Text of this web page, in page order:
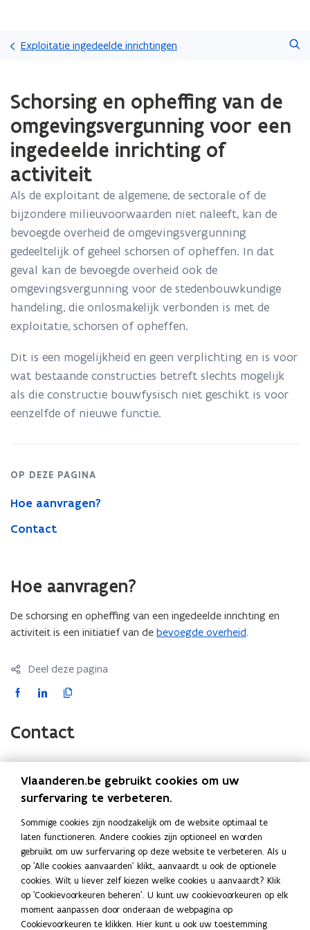
en
naar
gaan
Exploitatie ingedeelde inrichtingen
met
laden.
bevindt
zich
op:
Schorsing
opheffing
van
omgevingsvergunning
voor
een
ingedeelde
inrichting
Schorsing en opheffing van de
omgevingsvergunning voor een
ingedeelde inrichting of
activiteit
Als de exploitant de algemene, de sectorale of de
bijzondere milieuvoorwaarden niet naleeft, kan de
bevoegde overheid de omgevingsvergunning
gedeeltelijk of geheel schorsen of opheffen. In dat
geval kan de bevoegde overheid ook de
omgevingsvergunning voor de stedenbouwkundige
handeling, die onlosmakelijk verbonden is met de
exploitatie, schorsen of opheffen.
Dit is een mogelijkheid en geen verplichting en is voor
wat bestaande constructies betreft slechts mogelijk
als die constructie bouwfysisch niet geschikt is voor
eenzelfde of nieuwe functie.
OP DEZE PAGINA
Hoe aanvragen?
Contact
Hoe aanvragen?
De schorsing en opheffing van een ingedeelde inrichting en
activiteit is een initiatief van de bevoegde overheid.
Deel deze pagina
F
c
e
b
L
k
e
o
p
e
n
t
i
n
K
i
e
i
n
k
n
a
a
r
Contact
(Scroll
links)
(Scroll
rechts)Onderwerp
Algemene en inhoudelijke vragen
(over uw dossier, beslissingen,
procedures, voorwaarden,..)
Contacteer de
bevoegde overheid
Problemen metaanmelden
Bel gratis naar 1700
(elke werkdag van 9
tot 19u)
Technische of praktische problemen Tel: 078/78.78.54
Vlaanderen.be gebruikt cookies om uw
surfervaring te verbeteren.
Sommige cookies zijn noodzakelijk om de website optimaal te
laten functioneren. Andere cookies zijn optioneel en worden
gebruikt om uw surfervaring op deze website te verbeteren. Als u
op 'Alle cookies aanvaarden' klikt, aanvaardt u ook de optionele
cookies. Wilt u liever zelf kiezen welke cookies u aanvaardt? Klik
op 'Cookievoorkeuren beheren'. U kunt uw cookievoorkeuren op elk
moment aanpassen door onderaan de webpagina op
Cookievoorkeuren te klikken. Hier kunt u ook uw toestemming